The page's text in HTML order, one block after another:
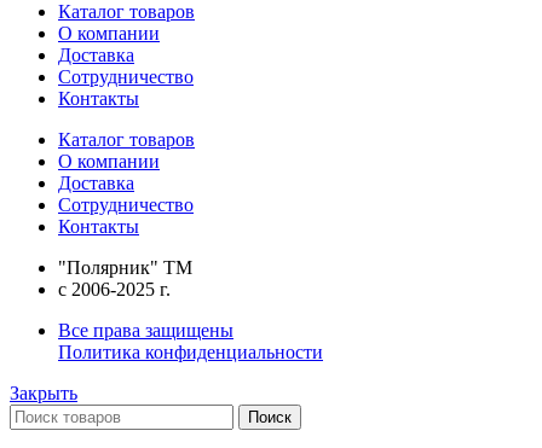
Каталог товаров
О компании
Доставка
Сотрудничество
Контакты
Каталог товаров
О компании
Доставка
Сотрудничество
Контакты
"Полярник" TM
c 2006-2025 г.
Все права защищены
Политика конфиденциальности
Закрыть
Поиск